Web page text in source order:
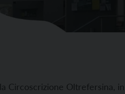
la Circoscrizione Oltrefersina,